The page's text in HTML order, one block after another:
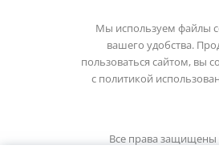
Мы используем файлы
вашего удобства.
пользоваться сайтом, вы
с политикой
Все права защищены